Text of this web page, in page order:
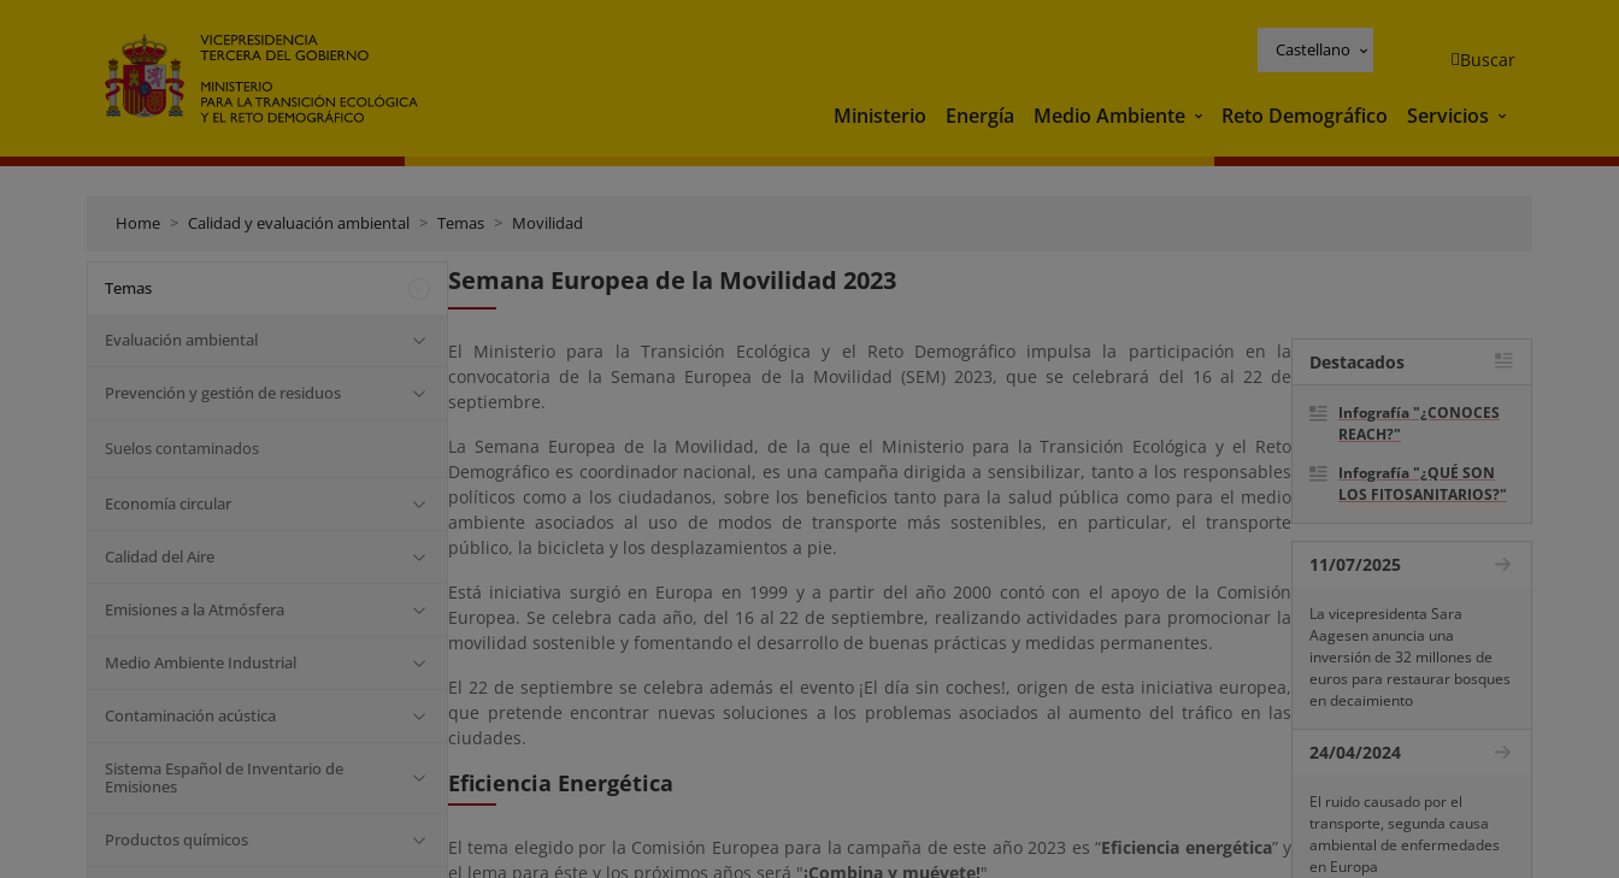
Castellano Buscar
Ministerio Energía Medio Ambiente Medio Ambiente
Reto Demográfico Servicios Servicios
Home Calidad y evaluación ambiental Temas Movilidad
Temas
Evaluación ambiental
Prevención y gestión de residuos
Suelos contaminados
Economía circular
Calidad del Aire
Emisiones a la Atmósfera
Medio Ambiente Industrial
Contaminación acústica
Sistema Español de Inventario de
Emisiones
Productos químicos
Semana Europea de la Movilidad 2023
El Ministerio para la Transición Ecológica y el Reto Demográfico impulsa la participación en la
convocatoria de la Semana Europea de la Movilidad (SEM) 2023, que se celebrará del 16 al 22 de
septiembre.
La Semana Europea de la Movilidad, de la que el Ministerio para la Transición Ecológica y el Reto
Demográfico es coordinador nacional, es una campaña dirigida a sensibilizar, tanto a los responsables
políticos como a los ciudadanos, sobre los beneficios tanto para la salud pública como para el medio
ambiente asociados al uso de modos de transporte más sostenibles, en particular, el transporte
público, la bicicleta y los desplazamientos a pie.
Está iniciativa surgió en Europa en 1999 y a partir del año 2000 contó con el apoyo de la Comisión
Europea. Se celebra cada año, del 16 al 22 de septiembre, realizando actividades para promocionar la
movilidad sostenible y fomentando el desarrollo de buenas prácticas y medidas permanentes.
El 22 de septiembre se celebra además el evento ¡El día sin coches!, origen de esta iniciativa europea,
que pretende encontrar nuevas soluciones a los problemas asociados al aumento del tráfico en las
ciudades.
Eficiencia Energética
El tema elegido por la Comisión Europea para la campaña de este año 2023 es “Eficiencia energética” y
el lema para éste y los próximos años será "¡Combina y muévete!"
Destacados
Infografía "¿CONOCES
REACH?"
Infografía "¿QUÉ SON
LOS FITOSANITARIOS?"
11/07/2025
La vicepresidenta Sara
Aagesen anuncia una
inversión de 32 millones de
euros para restaurar bosques
en decaimiento
24/04/2024
El ruido causado por el
transporte, segunda causa
ambiental de enfermedades
en Europa